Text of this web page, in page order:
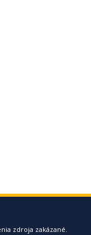
zdroja zakázané.